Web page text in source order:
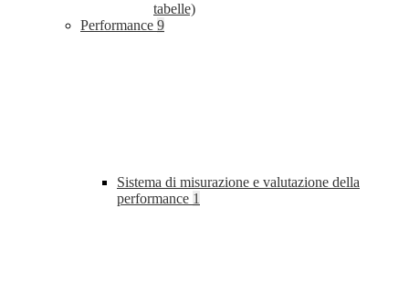
tabelle)
Performance 9
Sistema di misurazione e valutazione della
performance 1